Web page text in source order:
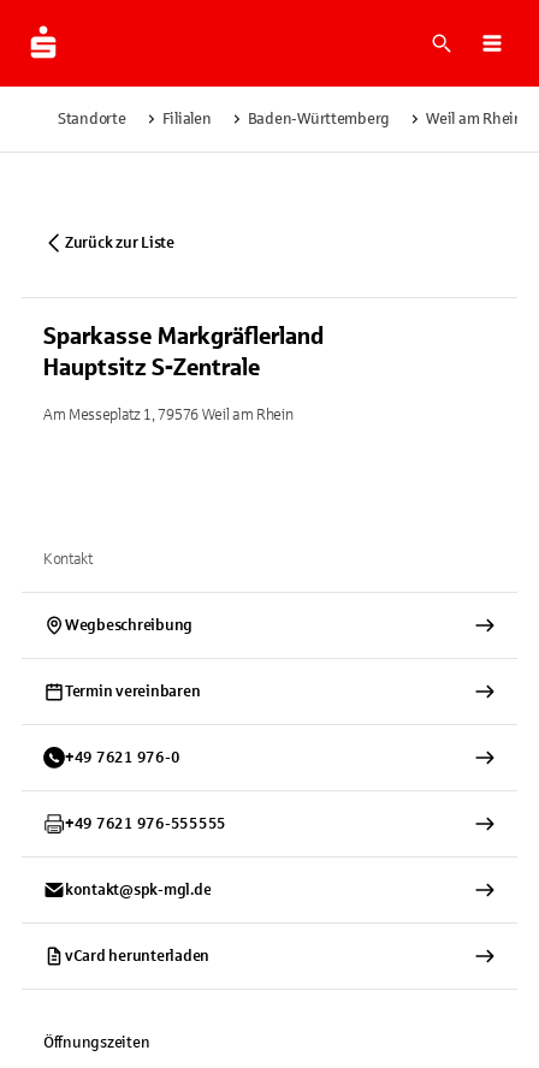
Suche
Standorte Filialen Baden-Württemberg Weil am Rhein
Zurück zur Liste
Sparkasse Markgräflerland
Hauptsitz S-Zentrale
Am Messeplatz 1, 79576 Weil am Rhein
Kontakt
Wegbeschreibung
Termin vereinbaren
+49 7621 976-0
+49 7621 976-555555
kontakt@spk-mgl.de
vCard herunterladen
Öffnungszeiten